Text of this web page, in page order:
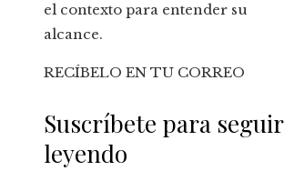
el contexto para entender su
alcance.
RECÍBELO EN TU CORREO
Suscríbete para seguir
leyendo